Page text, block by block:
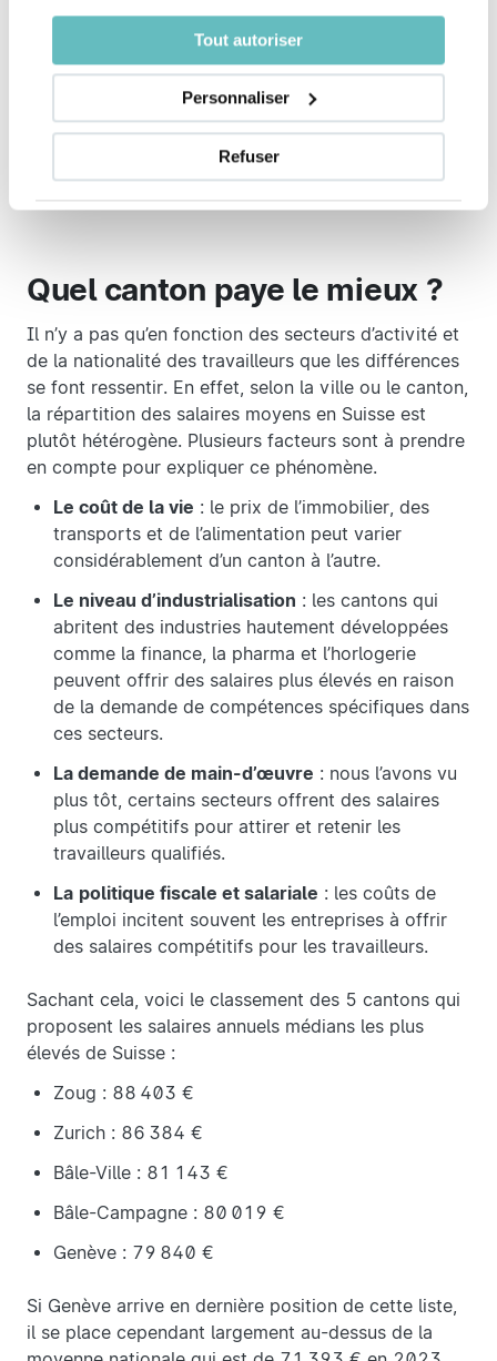
Tout autoriser
Personnaliser
Refuser
Éducation 9 369 €
Bâtiment 6 627 €
Hôtellerie - Restauration 4 793 €
Quel canton paye le mieux ?
Il n’y a pas qu’en fonction des secteurs d’activité et
de la nationalité des travailleurs que les différences
se font ressentir. En effet, selon la ville ou le canton,
la répartition des salaires moyens en Suisse est
plutôt hétérogène. Plusieurs facteurs sont à prendre
en compte pour expliquer ce phénomène.
Le coût de la vie : le prix de l’immobilier, des
transports et de l’alimentation peut varier
considérablement d’un canton à l’autre.
Le niveau d’industrialisation : les cantons qui
abritent des industries hautement développées
comme la finance, la pharma et l’horlogerie
peuvent offrir des salaires plus élevés en raison
de la demande de compétences spécifiques dans
ces secteurs.
La demande de main-d’œuvre : nous l’avons vu
plus tôt, certains secteurs offrent des salaires
plus compétitifs pour attirer et retenir les
travailleurs qualifiés.
La politique fiscale et salariale : les coûts de
l’emploi incitent souvent les entreprises à offrir
des salaires compétitifs pour les travailleurs.
Sachant cela, voici le classement des 5 cantons qui
proposent les salaires annuels médians les plus
élevés de Suisse :
Zoug : 88 403 €
Zurich : 86 384 €
Bâle-Ville : 81 143 €
Bâle-Campagne : 80 019 €
Genève : 79 840 €
Si Genève arrive en dernière position de cette liste,
il se place cependant largement au-dessus de la